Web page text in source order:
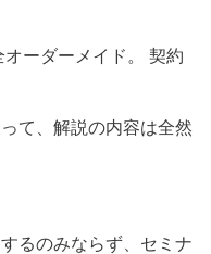
ーダーメイド。 契約
て、解説の内容は全然
るのみならず、セミナ